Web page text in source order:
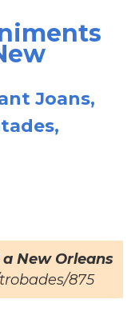
Joans,
New Orleans
875